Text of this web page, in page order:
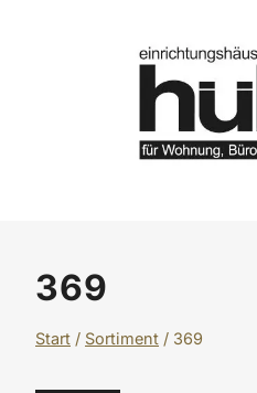
369
Start / Sortiment / 369